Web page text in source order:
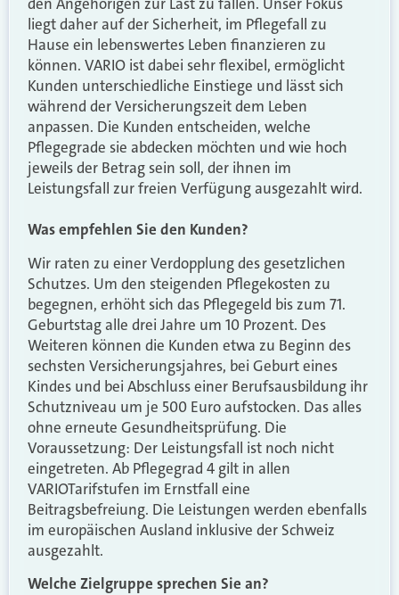
den Angehörigen zur Last zu fallen. Unser Fokus
liegt daher auf der Sicherheit, im Pflegefall zu
Hause ein lebenswertes Leben finanzieren zu
können. VARIO ist dabei sehr flexibel, ermöglicht
Kunden unterschiedliche Einstiege und lässt sich
während der Versicherungszeit dem Leben
anpassen. Die Kunden entscheiden, welche
Pflegegrade sie abdecken möchten und wie hoch
jeweils der Betrag sein soll, der ihnen im
Leistungsfall zur freien Verfügung ausgezahlt wird.
Was empfehlen Sie den Kunden?
Wir raten zu einer Verdopplung des gesetzlichen
Schutzes. Um den steigenden Pflegekosten zu
begegnen, erhöht sich das Pflegegeld bis zum 71.
Geburtstag alle drei Jahre um 10 Prozent. Des
Weiteren können die Kunden etwa zu Beginn des
sechsten Versicherungsjahres, bei Geburt eines
Kindes und bei Abschluss einer Berufsausbildung ihr
Schutzniveau um je 500 Euro aufstocken. Das alles
ohne erneute Gesundheitsprüfung. Die
Voraussetzung: Der Leistungsfall ist noch nicht
eingetreten. Ab Pflegegrad 4 gilt in allen
VARIOTarifstufen im Ernstfall eine
Beitragsbefreiung. Die Leistungen werden ebenfalls
im europäischen Ausland inklusive der Schweiz
ausgezahlt.
Welche Zielgruppe sprechen Sie an?